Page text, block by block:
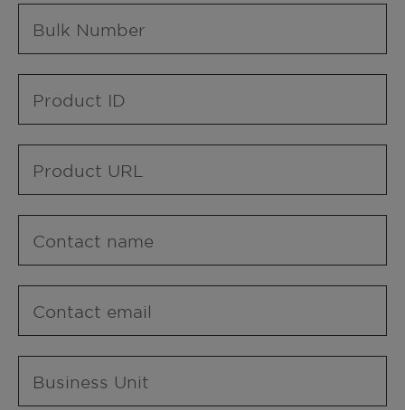
Bulk Number
Product ID
Product URL
Contact name
Contact email
Business Unit